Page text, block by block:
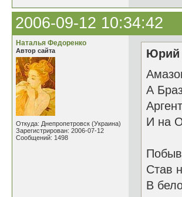
2006-09-12 10:34:42
Наталья Федоренко
Автор сайта
Откуда: Днепропетровск (Украина)
Зарегистрирован: 2006-07-12
Сообщений: 1498
Юрий
А
И на
Став
В